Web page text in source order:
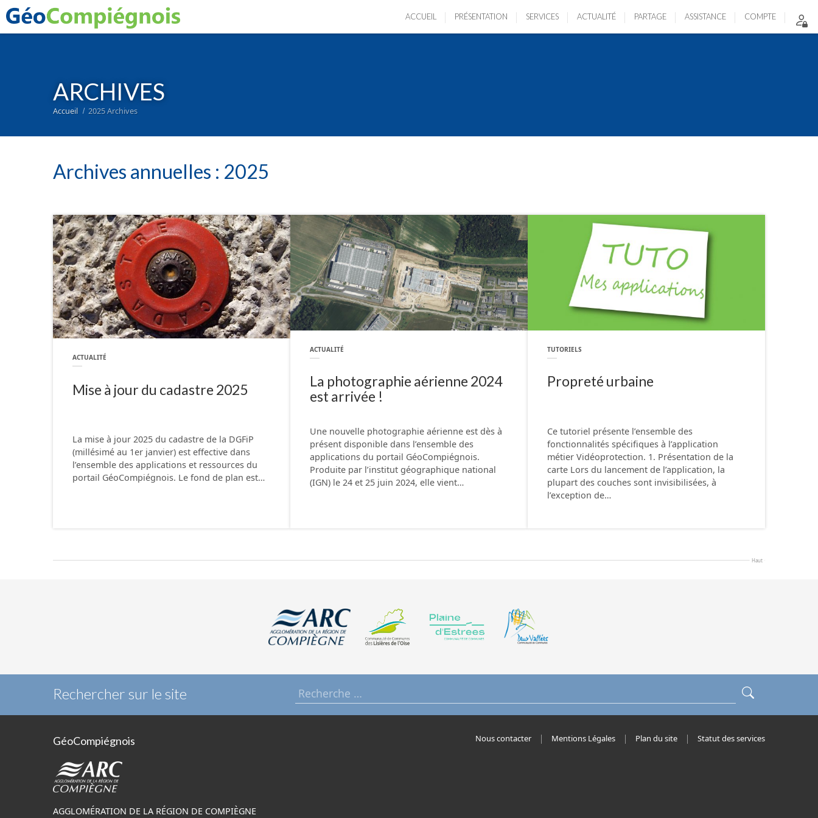
ACCUEIL PRÉSENTATION SERVICES ACTUALITÉ PARTAGE ASSISTANCE COMPTE
ARCHIVES
Accueil 2025 Archives
Archives annuelles : 2025
ACTUALITÉ
Mise à jour du cadastre 2025
La mise à jour 2025 du cadastre de la DGFiP
(millésimé au 1er janvier) est effective dans
l’ensemble des applications et ressources du
portail GéoCompiégnois. Le fond de plan est…
ACTUALITÉ
La photographie aérienne 2024
est arrivée !
Une nouvelle photographie aérienne est dès à
présent disponible dans l’ensemble des
applications du portail GéoCompiégnois.
Produite par l’institut géographique national
(IGN) le 24 et 25 juin 2024, elle vient…
TUTORIELS
Propreté urbaine
Ce tutoriel présente l’ensemble des
fonctionnalités spécifiques à l’application
métier Vidéoprotection. 1. Présentation de la
carte Lors du lancement de l’application, la
plupart des couches sont invisibilisées, à
l’exception de…
Haut
Rechercher sur le site
GéoCompiégnois
AGGLOMÉRATION DE LA RÉGION DE COMPIÈGNE
Nous contacter Mentions Légales Plan du site Statut des services